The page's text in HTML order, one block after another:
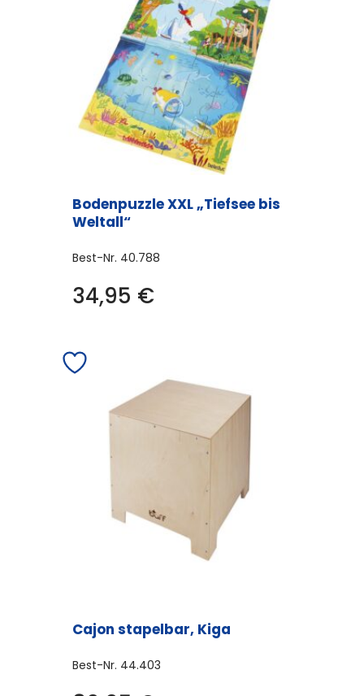
Bodenpuzzle XXL „Tiefsee bis
Weltall“
Best-Nr. 40.788
34,95 €
Cajon stapelbar, Kiga
Best-Nr. 44.403